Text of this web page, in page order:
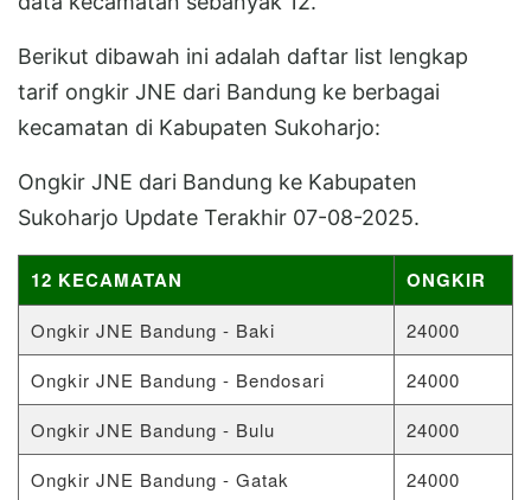
Berikut dibawah ini adalah daftar list lengkap
tarif ongkir JNE dari Bandung ke berbagai
kecamatan di Kabupaten Sukoharjo:
Ongkir JNE dari Bandung ke Kabupaten
Sukoharjo Update Terakhir 07-08-2025.
12 KECAMATAN ONGKIR
Ongkir JNE Bandung - Baki
24000
Ongkir JNE Bandung - Bendosari
24000
Ongkir JNE Bandung - Bulu
24000
Ongkir JNE Bandung - Gatak
24000